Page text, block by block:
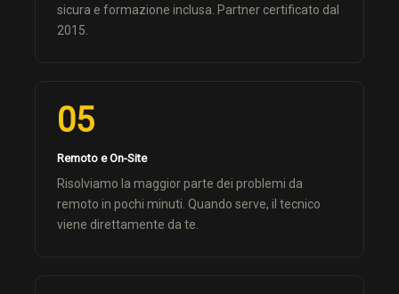
sicura e formazione inclusa. Partner certificato dal
2015.
05
Remoto e On-Site
Risolviamo la maggior parte dei problemi da
remoto in pochi minuti. Quando serve, il tecnico
viene direttamente da te.